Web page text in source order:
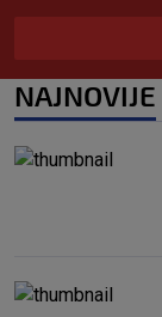
NAJNOVIJE